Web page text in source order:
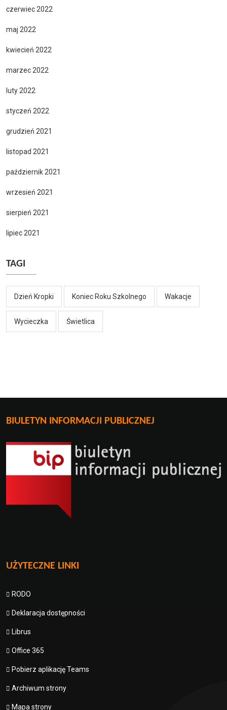
czerwiec 2022
maj 2022
kwiecień 2022
marzec 2022
luty 2022
styczeń 2022
grudzień 2021
listopad 2021
październik 2021
wrzesień 2021
sierpień 2021
lipiec 2021
TAGI
Dzień Kropki Koniec Roku Szkolnego Wakacje
Wycieczka Świetlica
BIULETYN INFORMACJI PUBLICZNEJ
UŻYTECZNE LINKI
RODO
Deklaracja dostępności
Librus
Office 365
Pobierz aplikację Teams
Archiwum strony
Mapa strony